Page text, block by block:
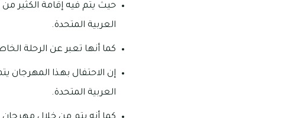
حيث يتم فيه إقامة الكثير من
العربية المتحدة.
كما أنها تعبر عن الرحلة
إن الاحتفال بهذا
العربية المتحدة.